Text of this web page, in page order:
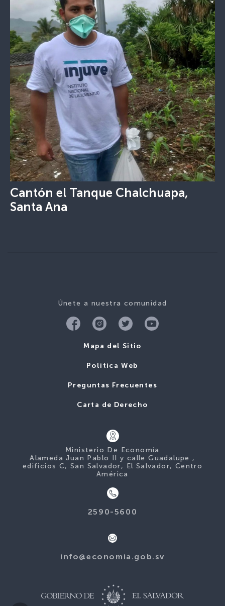
Cantón el Tanque Chalchuapa,
Santa Ana
Únete a nuestra comunidad
Mapa del Sitio
Politica Web
Preguntas Frecuentes
Carta de Derecho
Ministerio De Economía
Alameda Juan Pablo II y calle Guadalupe ,
edificios C, San Salvador, El Salvador, Centro
América
2590-5600
info@economia.gob.sv